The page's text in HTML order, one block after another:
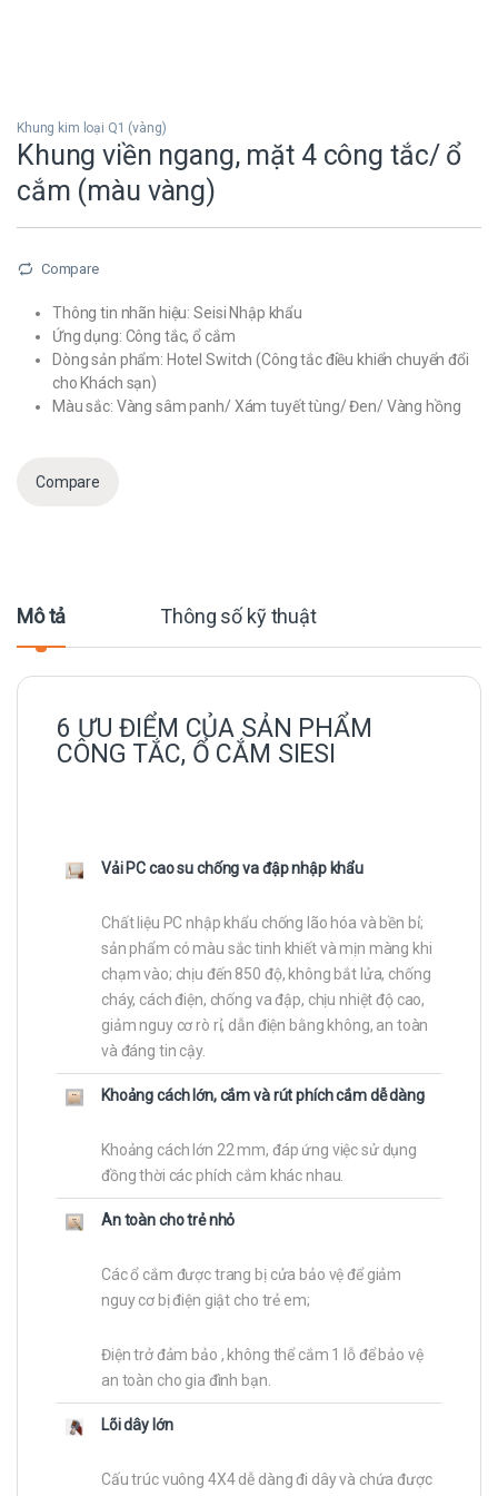
Khung kim loại Q1 (vàng)
Khung viền ngang, mặt 4 công tắc/ ổ
cắm (màu vàng)
Compare
Thông tin nhãn hiệu: Seisi Nhập khẩu
Ứng dụng: Công tắc, ổ cắm
Dòng sản phẩm: Hotel Switch (Công tắc điều khiển chuyển đổi
cho Khách sạn)
Màu sắc: Vàng sâm panh/ Xám tuyết tùng/ Đen/ Vàng hồng
Compare
Mô tả Thông số kỹ thuật
6 ƯU ĐIỂM CỦA SẢN PHẨM
CÔNG TẮC, Ổ CẮM SIESI
Vải PC cao su chống va đập nhập khẩu
Chất liệu PC nhập khẩu chống lão hóa và bền bỉ;
sản phẩm có màu sắc tinh khiết và mịn màng khi
chạm vào; chịu đến 850 độ, không bắt lửa, chống
cháy, cách điện, chống va đập, chịu nhiệt độ cao,
giảm nguy cơ rò rỉ, dẫn điện bằng không, an toàn
và đáng tin cậy.
Khoảng cách lớn, cắm và rút phích cắm dễ dàng
Khoảng cách lớn 22 mm, đáp ứng việc sử dụng
đồng thời các phích cắm khác nhau.
An toàn cho trẻ nhỏ
Các ổ cắm được trang bị cửa bảo vệ để giảm
nguy cơ bị điện giật cho trẻ em;
Điện trở đảm bảo , không thể cắm 1 lỗ để bảo vệ
an toàn cho gia đình bạn.
Lõi dây lớn
Cấu trúc vuông 4X4 dễ dàng đi dây và chứa được